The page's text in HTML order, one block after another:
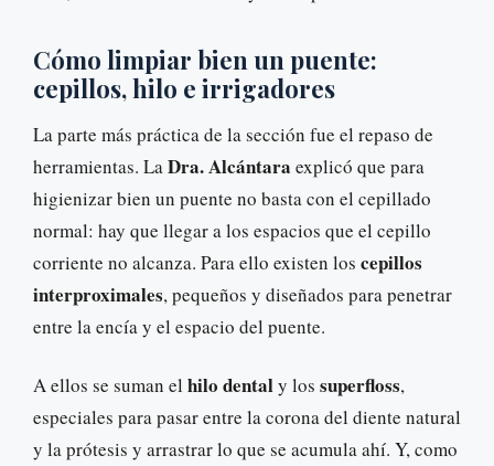
Cómo limpiar bien un puente:
cepillos, hilo e irrigadores
La parte más práctica de la sección fue el repaso de
herramientas. LaDra. Alcántara explicó que para
higienizar bien un puente no basta con el cepillado
normal: hay que llegar a los espacios que el cepillo
corriente no alcanza. Para ello existen los cepillos
interproximales, pequeños y diseñados para penetrar
entre la encía y el espacio del puente.
A ellos se suman el hilo dentaly los superfloss,
especiales para pasar entre la corona del diente natural
y la prótesis y arrastrar lo que se acumula ahí. Y, como